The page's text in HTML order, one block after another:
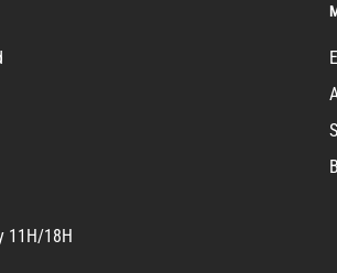
11H/18H